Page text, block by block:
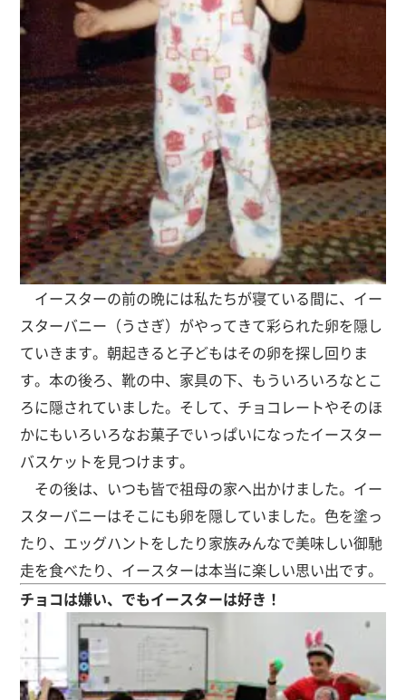
イースターの前の晩には私たちが寝ている間に、イー
スターバニー（うさぎ）がやってきて彩られた卵を隠し
ていきます。朝起きると子どもはその卵を探し回りま
す。本の後ろ、靴の中、家具の下、もういろいろなとこ
ろに隠されていました。そして、チョコレートやそのほ
かにもいろいろなお菓子でいっぱいになったイースター
バスケットを見つけます。
その後は、いつも皆で祖母の家へ出かけました。イー
スターバニーはそこにも卵を隠していました。色を塗っ
たり、エッグハントをしたり家族みんなで美味しい御馳
走を食べたり、イースターは本当に楽しい思い出です。
チョコは嫌い、でもイースターは好き！